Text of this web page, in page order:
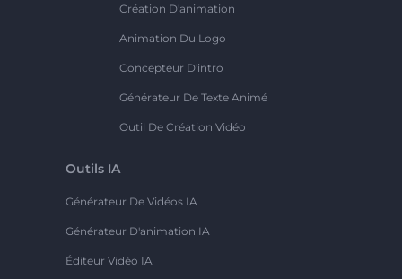
Création D'animation
Animation Du Logo
Concepteur D'intro
Générateur De Texte Animé
Outil De Création Vidéo
Outils IA
Générateur De Vidéos IA
Générateur D'animation IA
Éditeur Vidéo IA